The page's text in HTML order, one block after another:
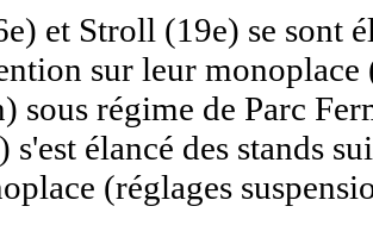
et Stroll (19e) se sont
sur leur monoplace
sous régime de Parc
s'est élancé des stands
(réglages